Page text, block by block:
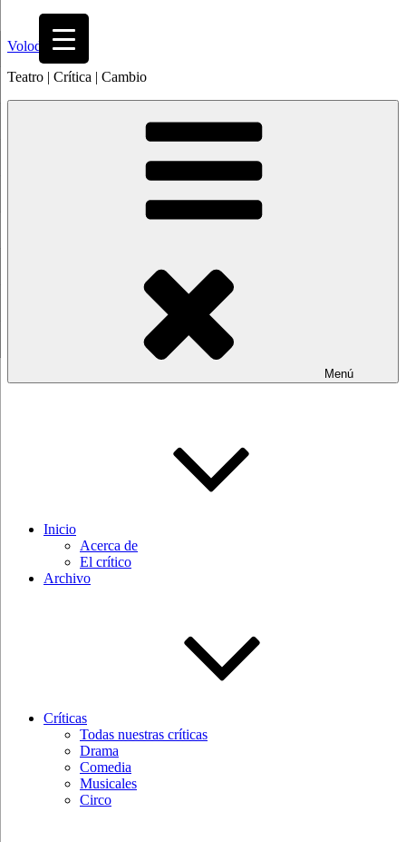
contenido
Volodia
Teatro | Crítica | Cambio
Menú
Inicio
Acerca de
El crítico
Archivo
Críticas
Todas nuestras críticas
Drama
Comedia
Musicales
Circo